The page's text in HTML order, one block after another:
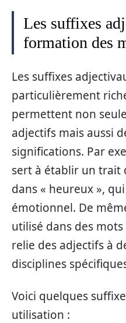
Les suffixes
formation des
Les suffixes
particulièrement
permettent non
adjectifs mais aussi
significations. Par
sert à établir un trait
dans « heureux »,
émotionnel. De
utilisé dans des
relie des adjectifs à
disciplines
Voici quelques
utilisation :